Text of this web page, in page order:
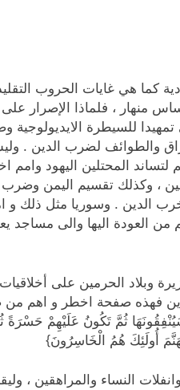
كما هي غايات الحروب
منهار ، فلماذا الإصرار على
للسيطرة الايديولوجية
والطوائف لضرب الدين .
المحتلين اليهود وامم
، وكذلك تقسيم اليمن وضرب
الدين . وسوريا مثل ذلك و
العودة اليها والى مساجد
وبلاد الحرمين على
فهذه صفحة اخطر و اهم
ثُمَّ تَكُونُ عَلَيْهِمْ حَسْرَةً
أُولَئِكَ هُمُ الْخَاسِرُونَ}
النساء والمراهقين ،